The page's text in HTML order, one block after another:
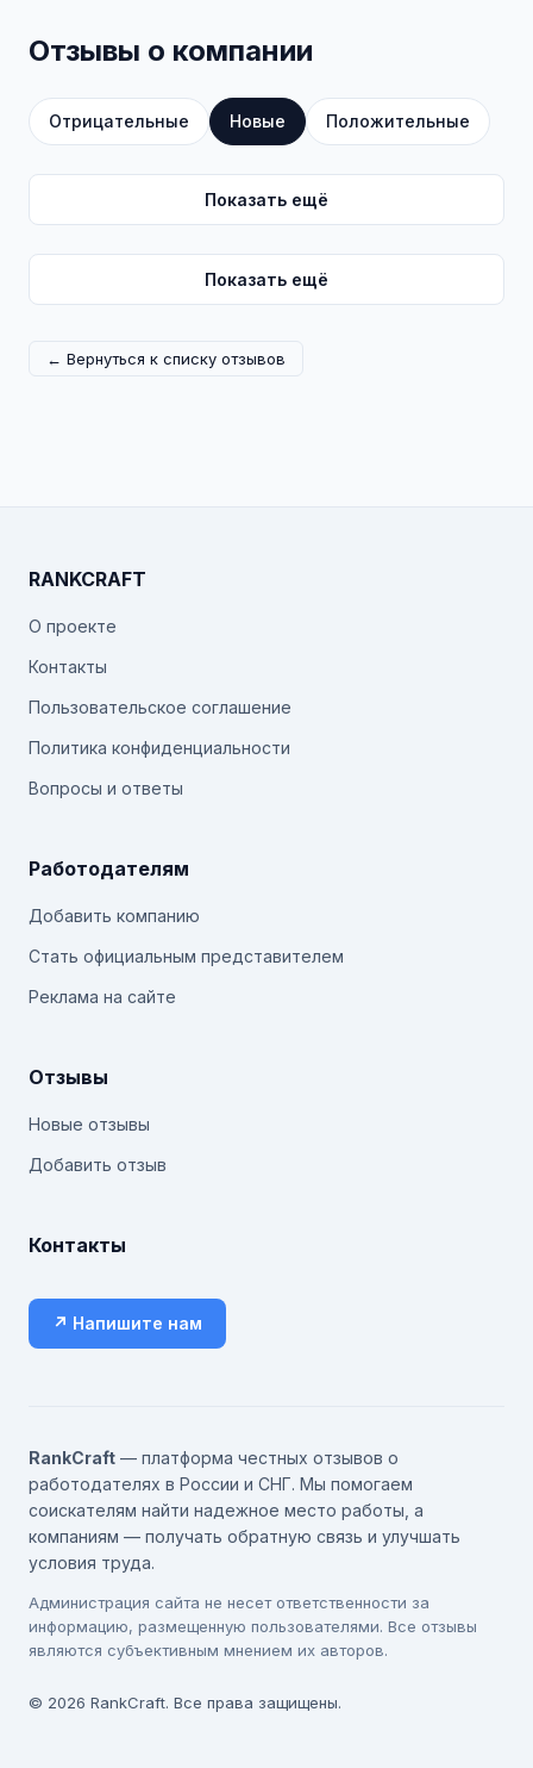
Отзывы о компании
Отрицательные Новые Положительные
Показать ещё
Показать ещё
← Вернуться к списку отзывов
RANKCRAFT
О проекте
Контакты
Пользовательское соглашение
Политика конфиденциальности
Вопросы и ответы
Работодателям
Добавить компанию
Стать официальным представителем
Реклама на сайте
Отзывы
Новые отзывы
Добавить отзыв
Контакты
↗ Напишите нам
RankCraft — платформа честных отзывов о
работодателях в России и СНГ. Мы помогаем
соискателям найти надежное место работы, а
компаниям — получать обратную связь и улучшать
условия труда.
Администрация сайта не несет ответственности за
информацию, размещенную пользователями. Все отзывы
являются субъективным мнением их авторов.
© 2026 RankCraft. Все права защищены.